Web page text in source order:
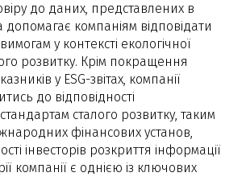
до даних, представлених в
допомагає компаніям відповідати
у контексті екологічної
розвитку. Крім покращення
у ESG-звітах, компанії
до відповідності
сталого розвитку, таким
фінансових установ,
інвесторів розкриття інформації
компанії є однією із ключових